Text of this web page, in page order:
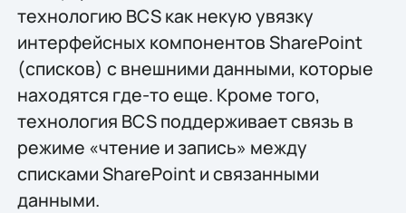
технологию BCS как некую увязку
интерфейсных компонентов SharePoint
(списков) с внешними данными, которые
находятся где-то еще. Кроме того,
технология BCS поддерживает связь в
режиме «чтение и запись» между
списками SharePoint и связанными
данными.